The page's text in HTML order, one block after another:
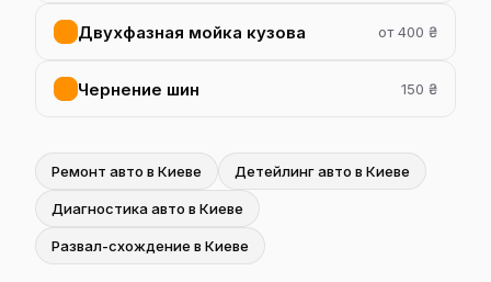
Двухфазная мойка кузова от 400 ₴
Чернение шин 150 ₴
Ремонт авто в Киеве Детейлинг авто в Киеве
Диагностика авто в Киеве
Развал-схождение в Киеве